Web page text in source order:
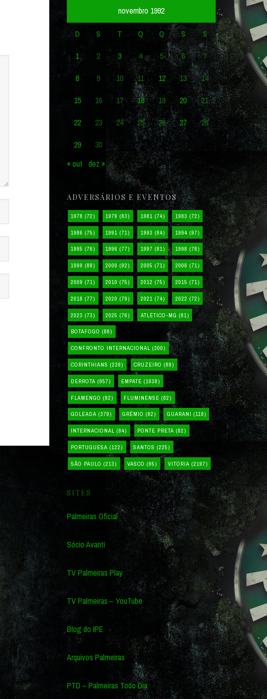
novembro 1992
D S T Q Q S
S
1
2 3 4 5 6
7
8
9 10 11 12 13
14
15
16 17 18 19 20
21
22
23 24 25 26 27
28
29
30
« out dez »
ADVERSÁRIOS E EVENTOS
1978 (72) 1979 (83) 1981 (74) 1983 (72)
1986 (75) 1991 (71) 1993 (84) 1994 (97)
1995 (76) 1996 (77) 1997 (81) 1998 (78)
1999 (88) 2000 (92) 2005 (71) 2008 (71)
2009 (71) 2010 (75) 2012 (75) 2015 (71)
2018 (77) 2020 (79) 2021 (74) 2022 (72)
2023 (73) 2025 (76) ATLÉTICO-MG (81)
BOTAFOGO (86)
CONFRONTO INTERNACIONAL (300)
CORINTHIANS (239) CRUZEIRO (89)
DERROTA (957) EMPATE (1038)
FLAMENGO (92) FLUMINENSE (82)
GOLEADA (379) GRÊMIO (82) GUARANI (119)
INTERNACIONAL (84) PONTE PRETA (82)
PORTUGUESA (122) SANTOS (225)
SÃO PAULO (213) VASCO (95) VITÓRIA (2197)
SITES
Palmeiras Oficial
Sócio Avanti
TV Palmeiras Play
TV Palmeiras – YouTube
Blog do IPE
Arquivos Palmeiras
PTD – Palmeiras Todo Dia